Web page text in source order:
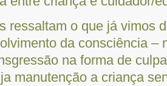
ressaltam o que já vimos
da consciência –
na forma de
manutenção a criança